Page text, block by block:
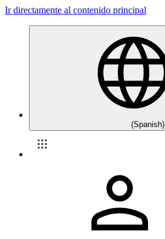
Ir directamente al contenido principal
(Spanish)